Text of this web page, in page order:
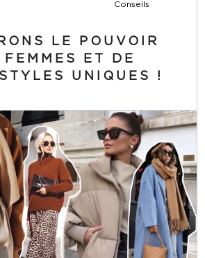
Conseils
LE POUVOIR
FEMMES ET DE
UNIQUES !